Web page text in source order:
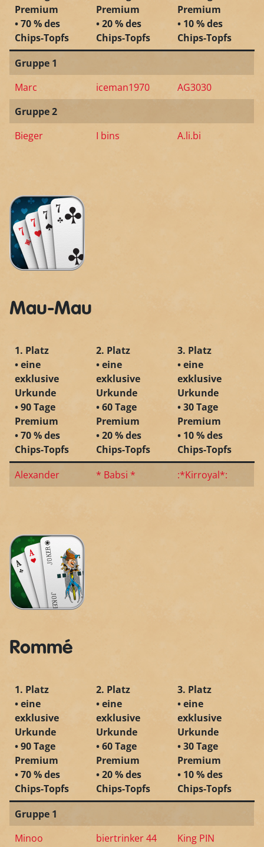
Premium
• 70 % des
Chips-Topfs
Premium
• 20 % des
Chips-Topfs
Premium
• 10 % des
Chips-Topfs
Gruppe 1
Marc
iceman1970
AG3030
Gruppe 2
Bieger
I bins A.li.bi
Mau-Mau
1. Platz
• eine
exklusive
Urkunde
• 90 Tage
Premium
• 70 % des
Chips-Topfs
2. Platz
• eine
exklusive
Urkunde
• 60 Tage
Premium
• 20 % des
Chips-Topfs
3. Platz
• eine
exklusive
Urkunde
• 30 Tage
Premium
• 10 % des
Chips-Topfs
Alexander
* Babsi * :*Kirroyal*:
Rommé
1. Platz
• eine
exklusive
Urkunde
• 90 Tage
Premium
• 70 % des
Chips-Topfs
2. Platz
• eine
exklusive
Urkunde
• 60 Tage
Premium
• 20 % des
Chips-Topfs
3. Platz
• eine
exklusive
Urkunde
• 30 Tage
Premium
• 10 % des
Chips-Topfs
Gruppe 1
Minoo
biertrinker 44
King PIN